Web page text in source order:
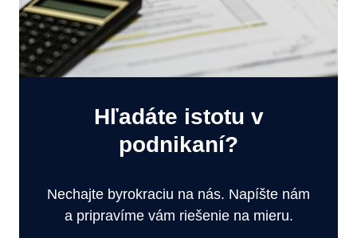
Hľadáte istotu v
podnikaní?
Nechajte byrokraciu na nás. Napíšte nám
a pripravíme vám riešenie na mieru.